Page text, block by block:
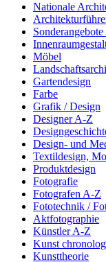
Nationale
Möbel
Gartendesign
Farbe
Grafik / Design
Designer A-Z
Design- und
Textildesign,
Produktdesign
Fotografie
Fotografen A-Z
Fototechnik /
Aktfotographie
Künstler A-Z
Kunst
Kunsttheorie